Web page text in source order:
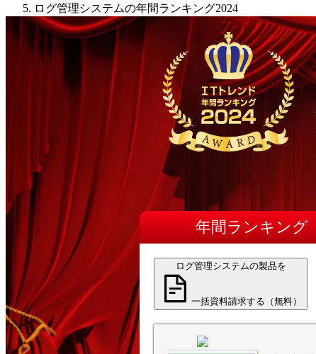
ログ管理システムの年間ランキング2024
年間ランキング
ログ管理システムの製品を
一括資料請求する（無料）